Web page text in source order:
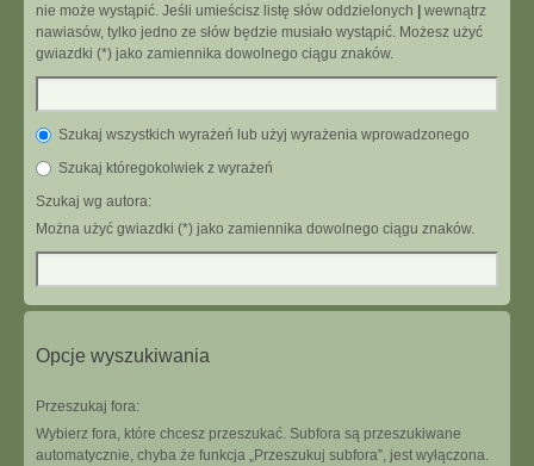
nie może wystąpić. Jeśli umieścisz listę słów oddzielonych
wewnątrz
nawiasów, tylko jedno ze słów będzie musiało wystąpić. Możesz użyć
gwiazdki (*) jako zamiennika dowolnego ciągu znaków.
Szukaj wszystkich wyrażeń lub użyj wyrażenia wprowadzonego
Szukaj któregokolwiek z wyrażeń
Szukaj wg autora:
Można użyć gwiazdki (*) jako zamiennika dowolnego ciągu znaków.
Opcje wyszukiwania
Przeszukaj fora:
Wybierz fora, które chcesz przeszukać. Subfora są przeszukiwane
automatycznie, chyba że funkcja „Przeszukuj subfora”, jest wyłączona.